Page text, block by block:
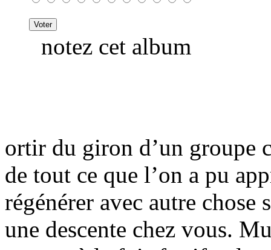
notez cet album
ortir du giron d’un groupe
de tout ce que l’on a pu
régénérer avec autre
une descente chez vous.